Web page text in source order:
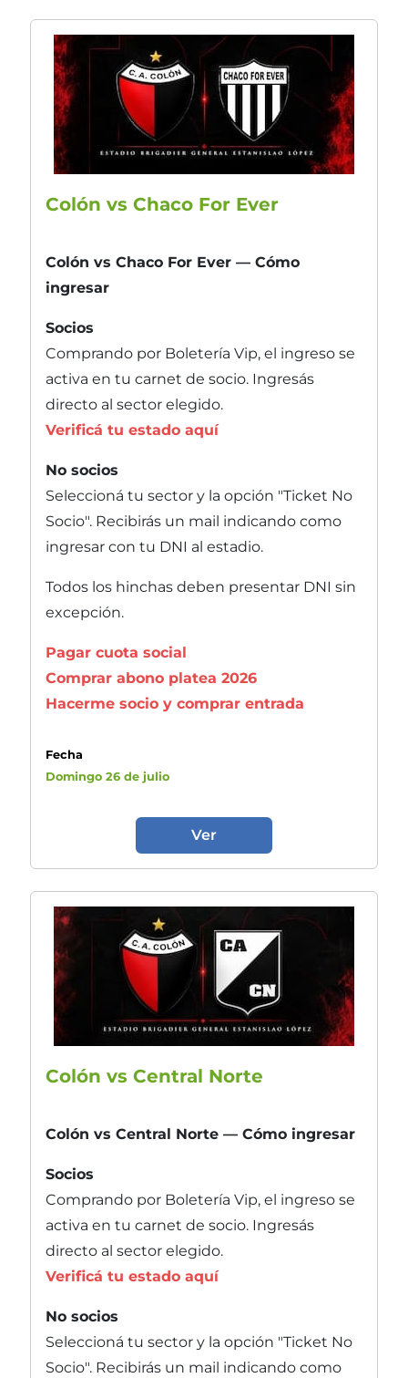
Colón vs Chaco For Ever
Colón vs Chaco For Ever — Cómo
ingresar
Socios
Comprando por Boletería Vip, el ingreso se
activa en tu carnet de socio. Ingresás
directo al sector elegido.
Verificá tu estado aquí
No socios
Seleccioná tu sector y la opción "Ticket No
Socio". Recibirás un mail indicando como
ingresar con tu DNI al estadio.
Todos los hinchas deben presentar DNI sin
excepción.
Pagar cuota social
Comprar abono platea 2026
Hacerme socio y comprar entrada
Fecha
Domingo 26 de julio
Ver
Colón vs Central Norte
Colón vs Central Norte — Cómo ingresar
Socios
Comprando por Boletería Vip, el ingreso se
activa en tu carnet de socio. Ingresás
directo al sector elegido.
Verificá tu estado aquí
No socios
Seleccioná tu sector y la opción "Ticket No
Socio". Recibirás un mail indicando como